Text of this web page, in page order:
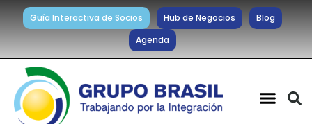
Guía Interactiva de Socios Hub de Negocios
Blog
Agenda